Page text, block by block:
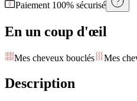
Paiement 100% sécurisé
En un coup d'œil
Mes cheveux bouclés Mes
Description